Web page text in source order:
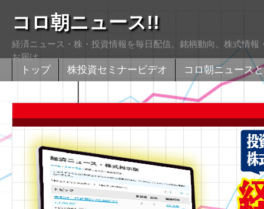
コロ朝ニュース!!
経済ニュース・株・投資情報を毎日配信。銘柄動向、株式情
お届け
トップ 株投資セミナービデオ
コロ朝ニュース